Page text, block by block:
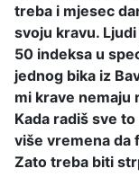
treba i mjesec
svoju kravu.
50 indeksa u
jednog bika iz
mi krave nemaju
Kada radiš sve
više vremena da
Zato treba biti